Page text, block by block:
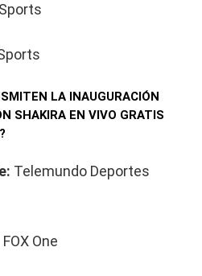
LA INAUGURACIÓN
SHAKIRA EN VIVO GRATIS
Telemundo Deportes
One